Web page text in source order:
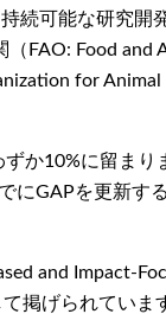
続可能な研究開
FAO: Food and
for
か10%に留まり
にGAPを更新す
and Impact-
掲げられていま